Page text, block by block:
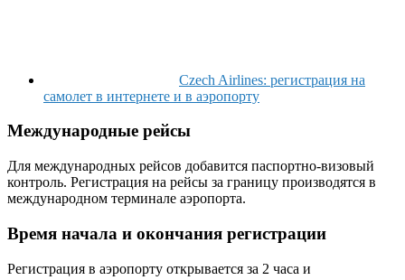
Czech Airlines: регистрация на
самолет в интернете и в аэропорту
Международные рейсы
Для международных рейсов добавится паспортно-визовый
контроль. Регистрация на рейсы за границу производятся в
международном терминале аэропорта.
Время начала и окончания регистрации
Регистрация в аэропорту открывается за 2 часа и